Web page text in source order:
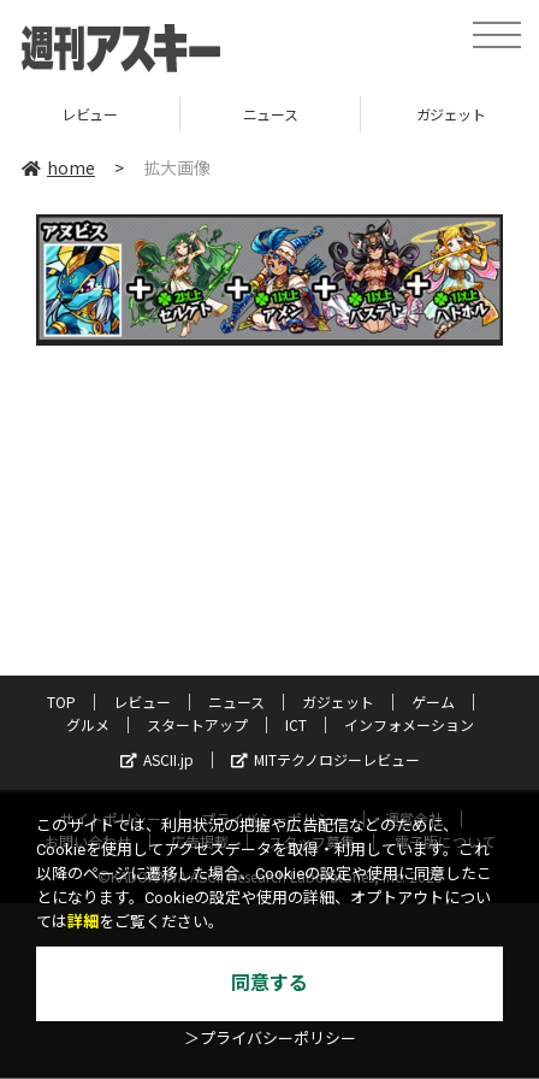
toggle
レビュー ニュース ガジェット
home > 拡大画像
TOP レビュー ニュース ガジェット
ゲーム
グルメ
スタートアップ ICT
インフォメーション
ASCII.jp
MITテクノロジーレビュー
サイトポリシー プライバシーポリシー
運営会社
お問い合わせ
広告掲載 スタッフ募集
電子版について
©KADOKAWA ASCII Research Laboratories, Inc. 2026
このサイトでは、利用状況の把握や広告配信などのために、
Cookieを使用してアクセスデータを取得・利用しています。これ
以降のページに遷移した場合、Cookieの設定や使用に同意したこ
とになります。Cookieの設定や使用の詳細、オプトアウトについ
ては詳細 をご覧ください。
同意する
＞プライバシーポリシー